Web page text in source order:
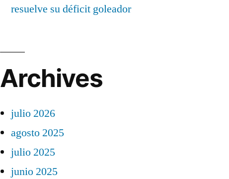
resuelve su déficit goleador
Archives
julio 2026
agosto 2025
julio 2025
junio 2025